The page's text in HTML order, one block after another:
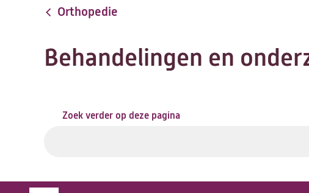
Orthopedie
Behandelingen en
Zoek verder op deze pagina